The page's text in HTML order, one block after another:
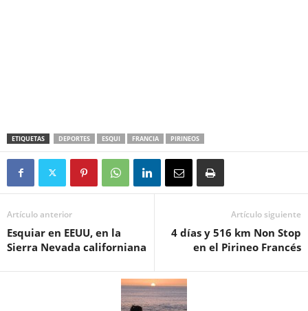
ETIQUETAS DEPORTES ESQUI FRANCIA PIRINEOS
Artículo anterior
Esquiar en EEUU, en la
Sierra Nevada californiana
Artículo siguiente
4 días y 516 km Non Stop
en el Pirineo Francés